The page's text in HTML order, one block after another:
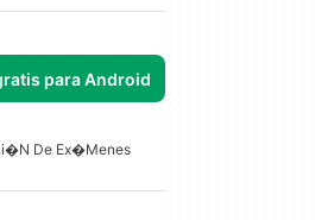
para Android
De Ex�menes